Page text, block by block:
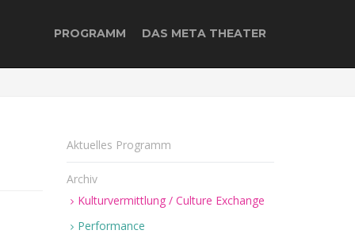
PROGRAMM DAS META THEATER
Aktuelles Programm
Archiv
Kulturvermittlung / Culture Exchange
Performance